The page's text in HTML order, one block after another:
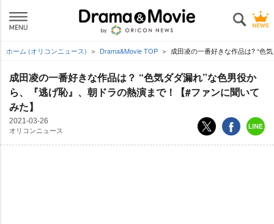
ホーム (オリコンニュース) Drama&Movie TOP 成田凌の一番好きな作品は? “色
成田凌の一番好きな作品は？ “色気ダダ漏れ”な色男役か
ら、『逃げ恥』、朝ドラの熱演まで！【#ファンに聞いて
みた】
2021-03-26
オリコンニュース